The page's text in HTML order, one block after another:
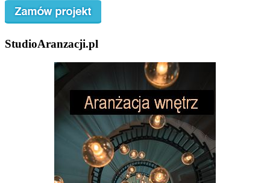
StudioAranzacji.pl